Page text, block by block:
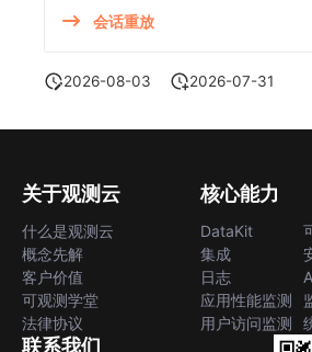
会话重放
2026-08-03 2026-07-31
关于观测云
什么是观测云
概念先解
客户价值
可观测学堂
法律协议
核心能力
DataKit
集成
日志
应用性能监测
用户访问监测
联系我们